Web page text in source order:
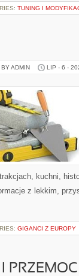
TUNING I
ADMIN LIP - 6 -
kuchni,
z lekkim,
GIGANCI Z EUROPY
I PRZEMOC